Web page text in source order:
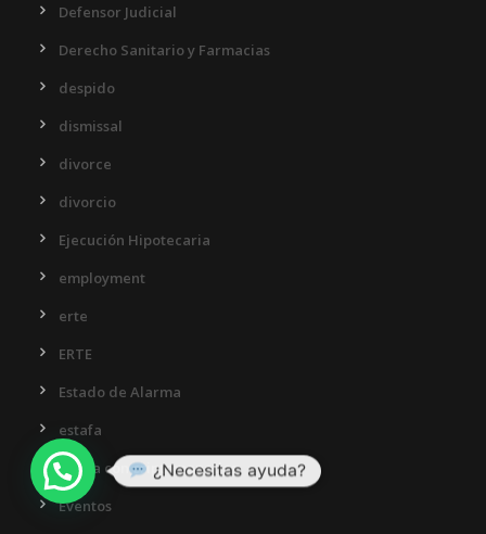
Defensor Judicial
Derecho Sanitario y Farmacias
despido
dismissal
divorce
divorcio
Ejecución Hipotecaria
employment
erte
ERTE
Estado de Alarma
estafa
Estafa con criptomonedas
Eventos
¿Necesitas ayuda?